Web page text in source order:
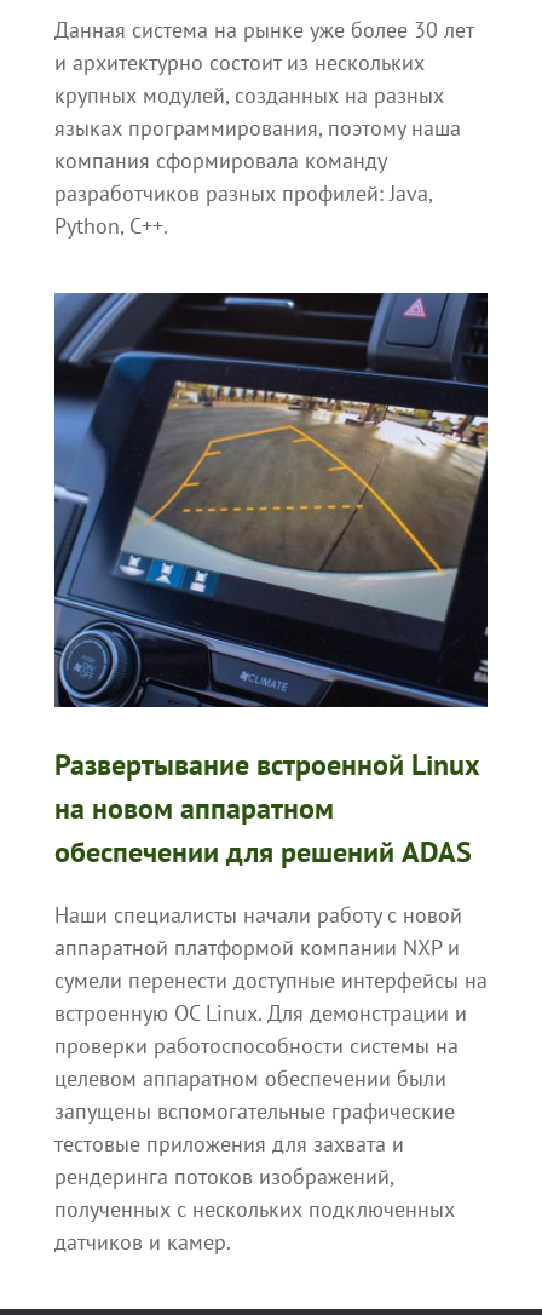
Данная система на рынке уже более 30 лет
и архитектурно состоит из нескольких
крупных модулей, созданных на разных
языках программирования, поэтому наша
компания сформировала команду
разработчиков разных профилей: Java,
Python, С++.
Развертывание встроенной Linux
на новом аппаратном
обеспечении для решений ADAS
Наши специалисты начали работу с новой
аппаратной платформой компании NXP и
сумели перенести доступные интерфейсы на
встроенную ОС Linux. Для демонстрации и
проверки работоспособности системы на
целевом аппаратном обеспечении были
запущены вспомогательные графические
тестовые приложения для захвата и
рендеринга потоков изображений,
полученных с нескольких подключенных
датчиков и камер.